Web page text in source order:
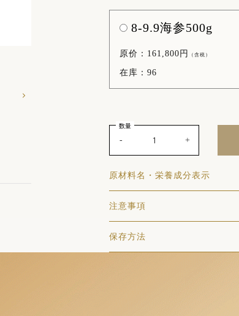
8-9.9海参500g
原价：161,800円 （含税）
在库：96
数量
- +
原材料名・栄養成分表示
注意事項
保存方法